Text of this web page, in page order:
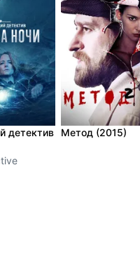
детектив
Метод (2015)